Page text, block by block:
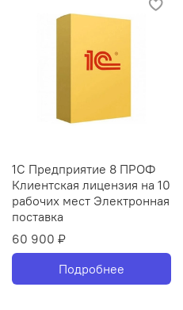
1С Предприятие 8 ПРОФ
Клиентская лицензия на 10
рабочих мест Электронная
поставка
60 900 ₽
Подробнее